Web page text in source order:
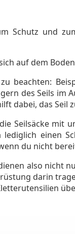
Schutz und
auf dem
beachten:
des Seils
dabei, das Seil
Seilsäcke mit
einen
du nicht
also nicht
darin